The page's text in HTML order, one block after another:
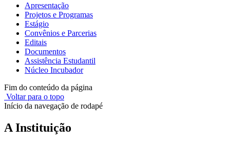
Apresentação
Projetos e Programas
Estágio
Convênios e Parcerias
Editais
Documentos
Assistência Estudantil
Núcleo Incubador
Fim do conteúdo da página
Voltar para o topo
Início da navegação de rodapé
A Instituição